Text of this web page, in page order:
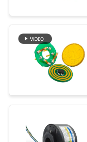
Cincin